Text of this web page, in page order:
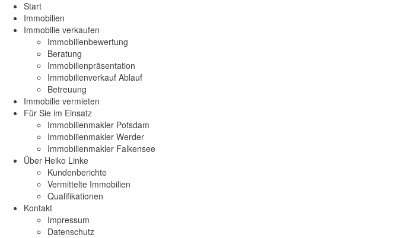
Start
Immobilien
Immobilie verkaufen
Immobilienbewertung
Beratung
Immobilienpräsentation
Immobilienverkauf Ablauf
Betreuung
Immobilie vermieten
Für Sie im Einsatz
Immobilienmakler Potsdam
Immobilienmakler Werder
Immobilienmakler Falkensee
Über Heiko Linke
Kundenberichte
Vermittelte Immobilien
Qualifikationen
Kontakt
Impressum
Datenschutz